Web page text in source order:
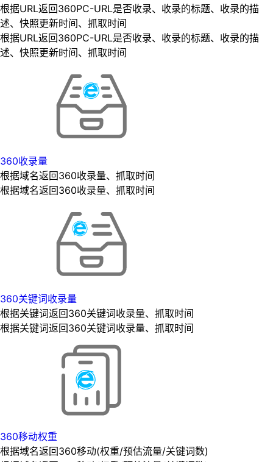
根据URL返回360PC-URL是否收录、收录的标题、收录的描
述、快照更新时间、抓取时间
根据URL返回360PC-URL是否收录、收录的标题、收录的描
述、快照更新时间、抓取时间
360收录量
根据域名返回360收录量、抓取时间
根据域名返回360收录量、抓取时间
360关键词收录量
根据关键词返回360关键词收录量、抓取时间
根据关键词返回360关键词收录量、抓取时间
360移动权重
根据域名返回360移动(权重/预估流量/关键词数)